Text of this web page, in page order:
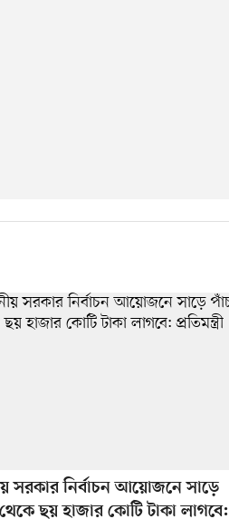
সরকার নির্বাচন আয়োজনে সাড়ে
ছয় হাজার কোটি টাকা লাগবে: